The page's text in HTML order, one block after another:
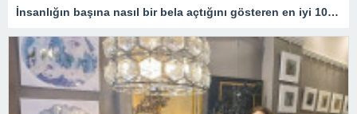
İnsanlığın başına nasıl bir bela açtığını gösteren en iyi 10 yapay zekâ filmi!